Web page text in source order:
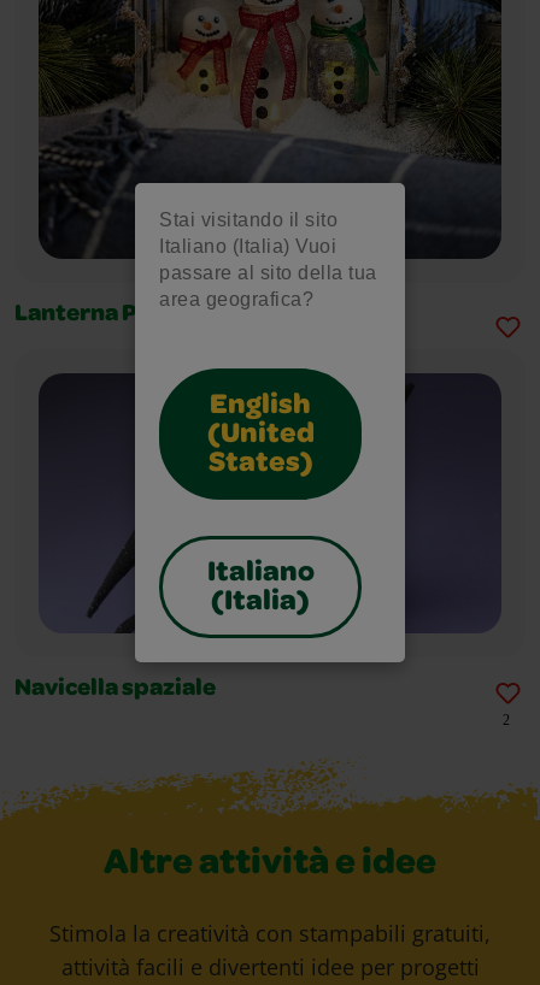
Stai visitando il sito
Italiano (Italia) Vuoi
passare al sito della tua
area geografica?
English
(United
States)
Italiano
(Italia)
Lanterna Pupazzo di Neve
Navicella spaziale
2
Altre attività e idee
Stimola la creatività con stampabili gratuiti,
attività facili e divertenti idee per progetti